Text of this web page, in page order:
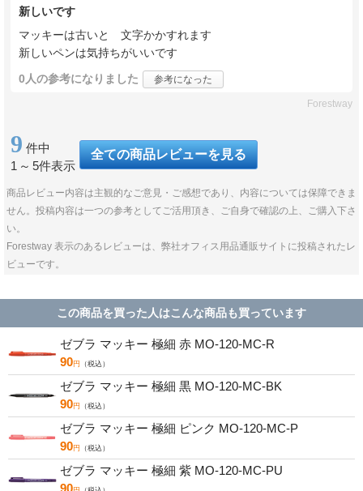
新しいです
マッキーは古いと 文字かかすれます
新しいペンは気持ちがいいです
0人の参考になりました 参考になった
Forestway
9 件中
1 ～ 5件表示
全ての商品レビューを見る
商品レビュー内容は主観的なご意見・ご感想であり、内容については保障できま
せん。投稿内容は一つの参考としてご活用頂き、ご自身で確認の上、ご購入下さ
い。
Forestway 表示のあるレビューは、弊社オフィス用品通販サイトに投稿されたレ
ビューです。
この商品を買った人はこんな商品も買っています
ゼブラ マッキー 極細 赤 MO-120-MC-R
90円 （税込）
ゼブラ マッキー 極細 黒 MO-120-MC-BK
90円 （税込）
ゼブラ マッキー 極細 ピンク MO-120-MC-P
90円 （税込）
ゼブラ マッキー 極細 紫 MO-120-MC-PU